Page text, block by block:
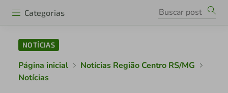
Categorias
NOTÍCIAS
Página inicial
Notícias Região Centro RS/MG
Notícias